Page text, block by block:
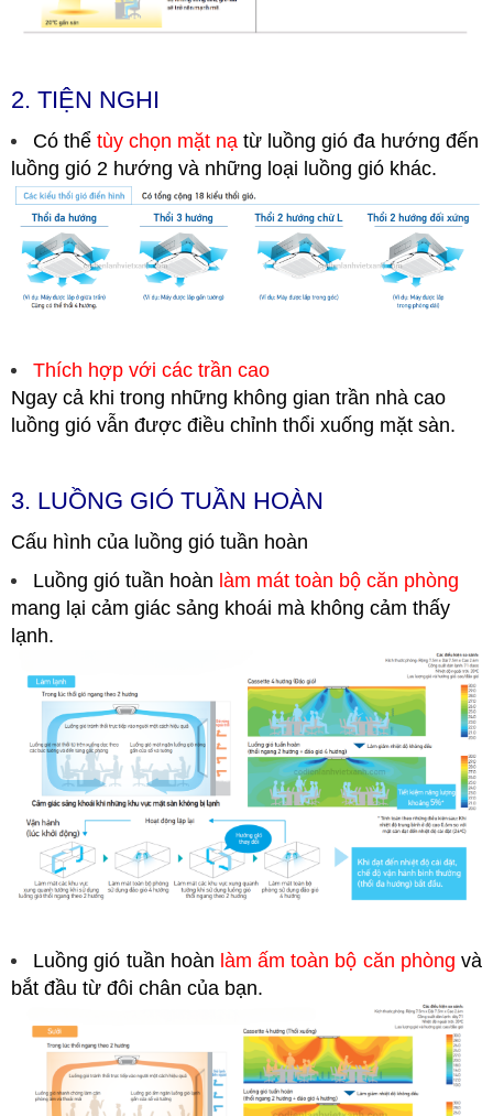
2. TIỆN NGHI
Có thể tùy chọn mặt nạ từ luồng gió đa hướng đến
luồng gió 2 hướng và những loại luồng gió khác.
Thích hợp với các trần cao
Ngay cả khi trong những không gian trần nhà cao
luồng gió vẫn được điều chỉnh thổi xuống mặt sàn.
3. LUỒNG GIÓ TUẦN HOÀN
Cấu hình của luồng gió tuần hoàn
Luồng gió tuần hoàn làm mát toàn bộ căn phòng
mang lại cảm giác sảng khoái mà không cảm thấy
lạnh.
Luồng gió tuần hoàn làm ấm toàn bộ căn phòng và
bắt đầu từ đôi chân của bạn.